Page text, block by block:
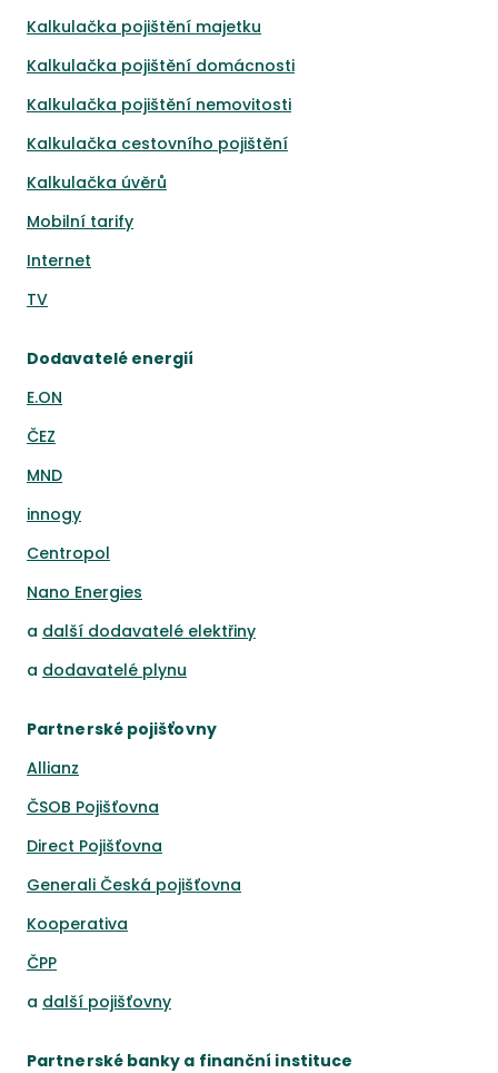
Kalkulačka pojištění majetku
Kalkulačka pojištění domácnosti
Kalkulačka pojištění nemovitosti
Kalkulačka cestovního pojištění
Kalkulačka úvěrů
Mobilní tarify
Internet
TV
Dodavatelé energií
E.ON
ČEZ
MND
innogy
Centropol
Nano Energies
a další dodavatelé elektřiny
a dodavatelé plynu
Partnerské pojišťovny
Allianz
ČSOB Pojišťovna
Direct Pojišťovna
Generali Česká pojišťovna
Kooperativa
ČPP
a další pojišťovny
Partnerské banky a finanční instituce